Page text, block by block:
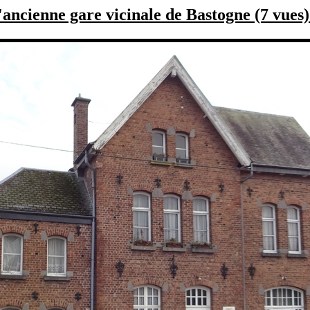
gare vicinale de Bastogne (7